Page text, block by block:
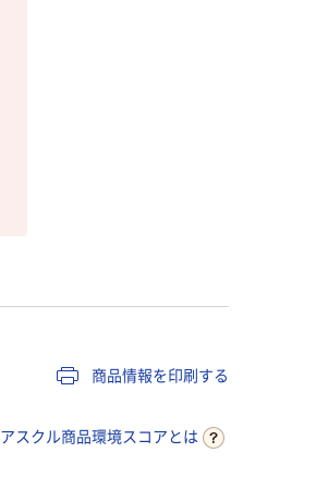
商品情報を印刷する
アスクル商品環境スコアとは